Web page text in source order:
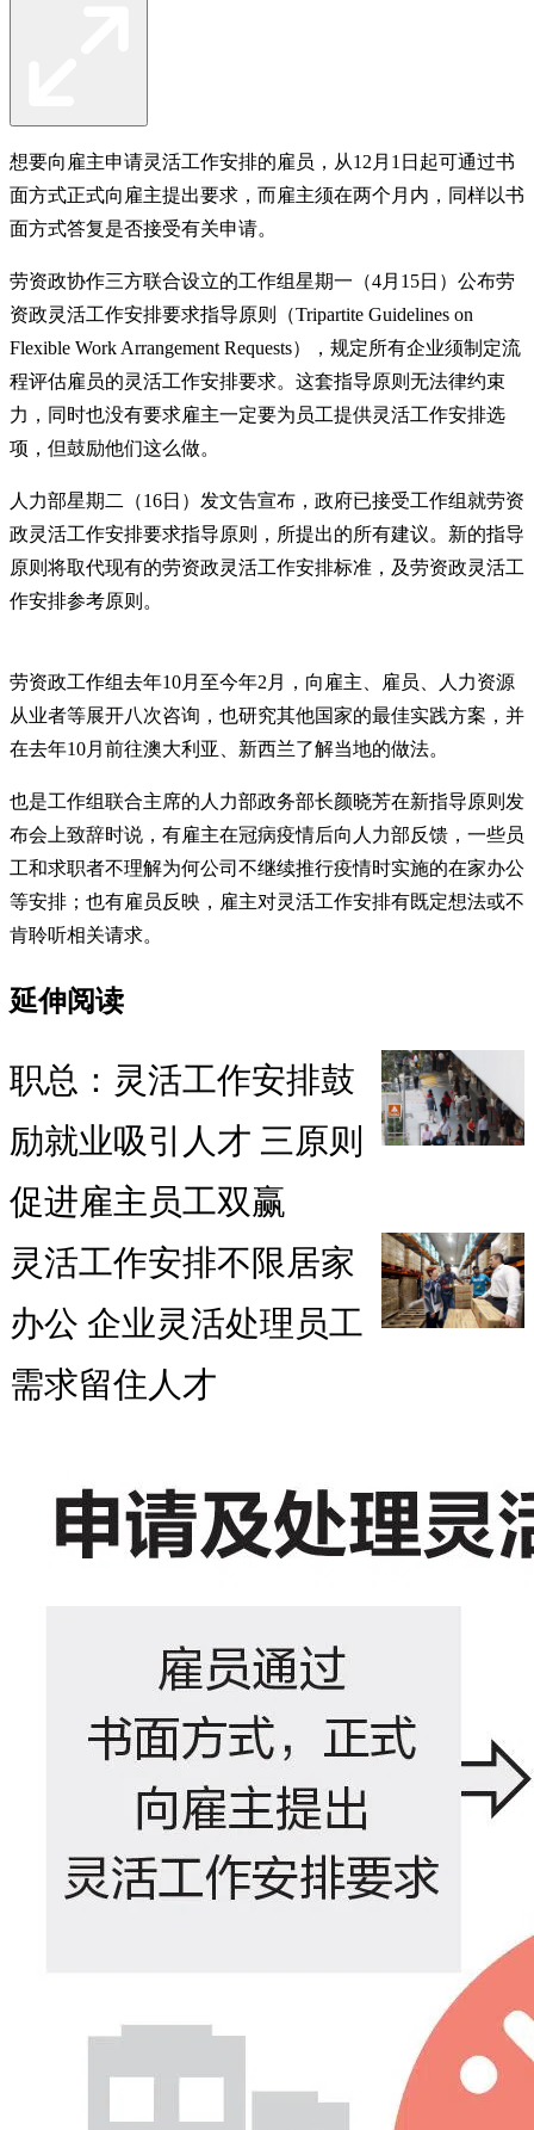
想要向雇主申请灵活工作安排的雇员，从12月1日起可通过书
面方式正式向雇主提出要求，而雇主须在两个月内，同样以书
面方式答复是否接受有关申请。
劳资政协作三方联合设立的工作组星期一（4月15日）公布劳
资政灵活工作安排要求指导原则（Tripartite Guidelines on
Flexible Work Arrangement Requests），规定所有企业须制定流
程评估雇员的灵活工作安排要求。这套指导原则无法律约束
力，同时也没有要求雇主一定要为员工提供灵活工作安排选
项，但鼓励他们这么做。
人力部星期二（16日）发文告宣布，政府已接受工作组就劳资
政灵活工作安排要求指导原则，所提出的所有建议。新的指导
原则将取代现有的劳资政灵活工作安排标准，及劳资政灵活工
作安排参考原则。
劳资政工作组去年10月至今年2月，向雇主、雇员、人力资源
从业者等展开八次咨询，也研究其他国家的最佳实践方案，并
在去年10月前往澳大利亚、新西兰了解当地的做法。
也是工作组联合主席的人力部政务部长颜晓芳在新指导原则发
布会上致辞时说，有雇主在冠病疫情后向人力部反馈，一些员
工和求职者不理解为何公司不继续推行疫情时实施的在家办公
等安排；也有雇员反映，雇主对灵活工作安排有既定想法或不
肯聆听相关请求。
延伸阅读
职总：灵活工作安排鼓
励就业吸引人才 三原则
促进雇主员工双赢
灵活工作安排不限居家
办公 企业灵活处理员工
需求留住人才